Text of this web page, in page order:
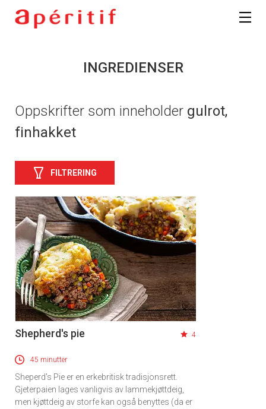
INGREDIENSER
Oppskrifter som inneholder gulrot,
finhakket
FILTRERING
Shepherd's pie 4
45 minutter
Sheperd's Pie er en erkebritisk tradisjonsrett.
Gjeterpaien lages vanligvis av lammekjøttdeig,
men kjøttdeig av storfe kan også benyttes (da er